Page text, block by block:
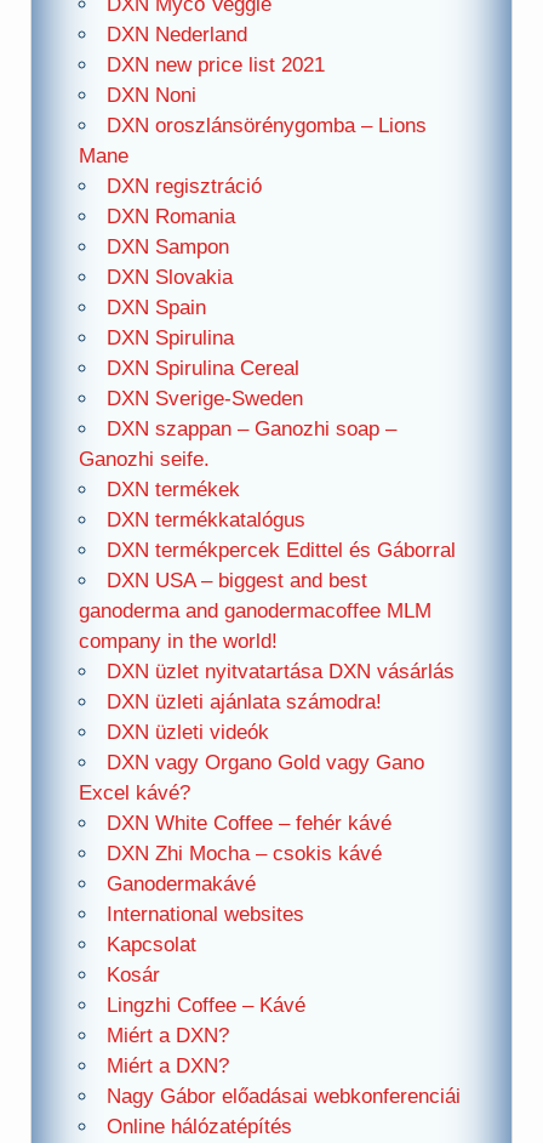
DXN Nederland
DXN new price list 2021
DXN Noni
DXN oroszlánsörénygomba – Lions
Mane
DXN regisztráció
DXN Romania
DXN Sampon
DXN Slovakia
DXN Spain
DXN Spirulina
DXN Spirulina Cereal
DXN Sverige-Sweden
DXN szappan – Ganozhi soap –
Ganozhi seife.
DXN termékek
DXN termékkatalógus
DXN termékpercek Edittel és Gáborral
DXN USA – biggest and best
ganoderma and ganodermacoffee MLM
company in the world!
DXN üzlet nyitvatartása DXN vásárlás
DXN üzleti ajánlata számodra!
DXN üzleti videók
DXN vagy Organo Gold vagy Gano
Excel kávé?
DXN White Coffee – fehér kávé
DXN Zhi Mocha – csokis kávé
Ganodermakávé
International websites
Kapcsolat
Kosár
Lingzhi Coffee – Kávé
Miért a DXN?
Miért a DXN?
Nagy Gábor előadásai webkonferenciái
Online hálózatépítés